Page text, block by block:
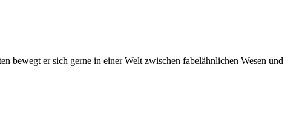
bewegt er sich gerne in einer Welt zwischen fabelähnlichen Wesen und